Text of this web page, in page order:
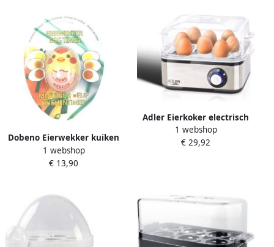
Dobeno Eierwekker kuiken
1 webshop
€ 13,90
Adler Eierkoker electrisch
Geschikt voor 8 eieren RVS
1 webshop
€ 29,92